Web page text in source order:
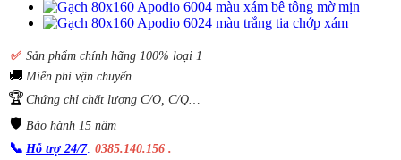
✅ Sản phẩm chính hãng 100% loại 1
🚚 Miễn phí vận chuyển .
🏆Chứng chỉ chất lượng C/O, C/Q…
🛡️ Bảo hành 15 năm
📞 Hỗ trợ 24/7: 0385.140.156 .